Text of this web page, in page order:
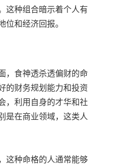
这种组合暗示着个人有
位和经济回报。
，食神透杀透偏财的命
的财务规划能力和投资
，利用自身的才华和社
是在商业领域，这类人
这种命格的人通常能够